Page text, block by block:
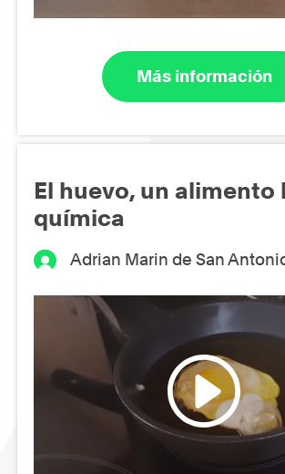
Más información
El huevo, un alimento
química
Adrian Marin de San